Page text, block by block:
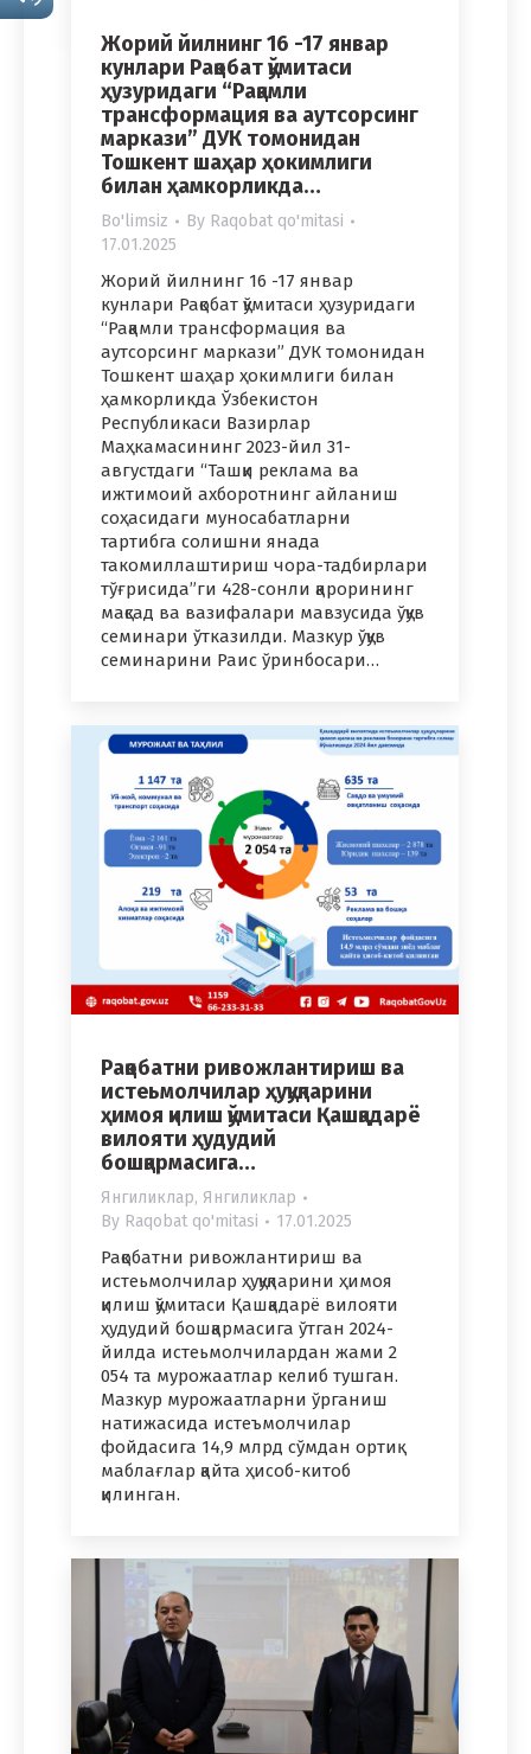
Жорий йилнинг 16 -17 январ
кунлари Рақобат қўмитаси
ҳузуридаги “Рақамли
трансформация ва аутсорсинг
маркази” ДУК томонидан
Тошкент шаҳар ҳокимлиги
билан ҳамкорликда…
Bo'limsiz By Raqobat qo'mitasi
17.01.2025
Жорий йилнинг 16 -17 январ
кунлари Рақобат қўмитаси ҳузуридаги
“Рақамли трансформация ва
аутсорсинг маркази” ДУК томонидан
Тошкент шаҳар ҳокимлиги билан
ҳамкорликда Ўзбекистон
Республикаси Вазирлар
Маҳкамасининг 2023-йил 31-
августдаги “Ташқи реклама ва
ижтимоий ахборотнинг айланиш
соҳасидаги муносабатларни
тартибга солишни янада
такомиллаштириш чора-тадбирлари
тўғрисида”ги 428-сонли қарорининг
мақсад ва вазифалари мавзусида ўқув
семинари ўтказилди. Мазкур ўқув
семинарини Раис ўринбосари…
Рақобатни ривожлантириш ва
истеьмолчилар ҳуқуқларини
ҳимоя қилиш қўмитаси Қашқадарё
вилояти ҳудудий
бошқармасига…
Янгиликлар, Янгиликлар
By Raqobat qo'mitasi 17.01.2025
Рақобатни ривожлантириш ва
истеьмолчилар ҳуқуқларини ҳимоя
қилиш қўмитаси Қашқадарё вилояти
ҳудудий бошқармасига ўтган 2024-
йилда истеьмолчилардан жами 2
054 та мурожаатлар келиб тушган.
Мазкур мурожаатларни ўрганиш
натижасида истеъмолчилар
фойдасига 14,9 млрд сўмдан ортиқ
маблағлар қайта ҳисоб-китоб
қилинган.